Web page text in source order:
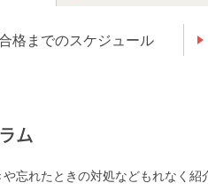
格までのスケジュール
ム
忘れたときの対処などもれなく紹